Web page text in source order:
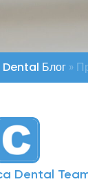
Блог »
Dental